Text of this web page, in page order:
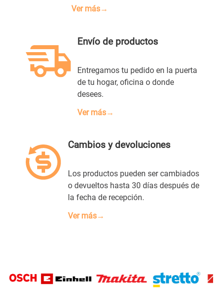
Ver más→
Envío de productos
Entregamos tu pedido en la puerta
de tu hogar, oficina o donde
desees.
Ver más→
Cambios y devoluciones
Los productos pueden ser cambiados
o devueltos hasta 30 días después de
la fecha de recepción.
Ver más→